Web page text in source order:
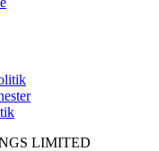
LIMITED